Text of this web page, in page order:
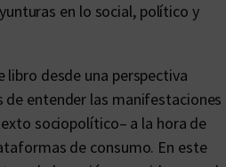
en lo social, político y
desde una perspectiva
entender las manifestaciones
sociopolítico– a la hora de
de consumo. En este